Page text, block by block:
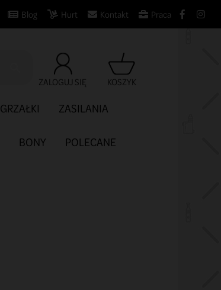
Blog Hurt Kontakt Praca
ZALOGUJ SIĘ KOSZYK
GRZAŁKI ZASILANIA
BONY POLECANE